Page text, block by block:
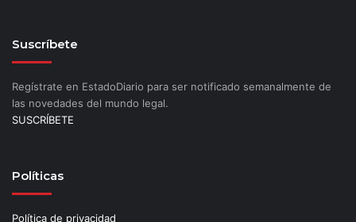
Suscríbete
Regístrate en EstadoDiario para ser notificado semanalmente de
las novedades del mundo legal.
SUSCRÍBETE
Políticas
Política de privacidad